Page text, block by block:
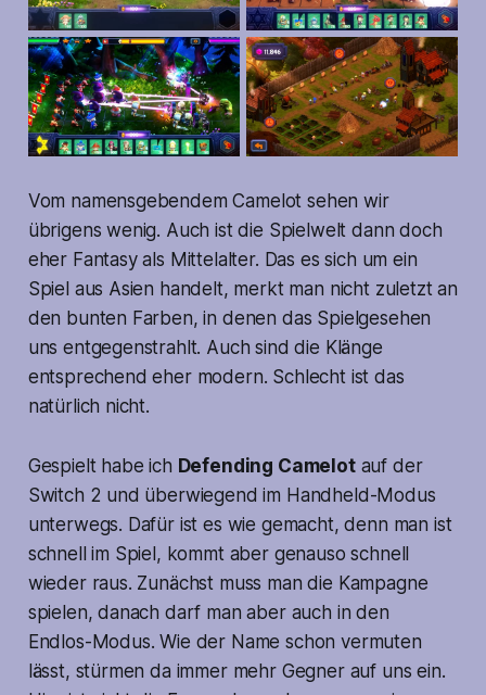
Vom namensgebendem Camelot sehen wir
übrigens wenig. Auch ist die Spielwelt dann doch
eher Fantasy als Mittelalter. Das es sich um ein
Spiel aus Asien handelt, merkt man nicht zuletzt an
den bunten Farben, in denen das Spielgesehen
uns entgegenstrahlt. Auch sind die Klänge
entsprechend eher modern. Schlecht ist das
natürlich nicht.
Gespielt habe ich Defending Camelotauf der
Switch 2 und überwiegend im Handheld-Modus
unterwegs. Dafür ist es wie gemacht, denn man ist
schnell im Spiel, kommt aber genauso schnell
wieder raus. Zunächst muss man die Kampagne
spielen, danach darf man aber auch in den
Endlos-Modus. Wie der Name schon vermuten
lässt, stürmen da immer mehr Gegner auf uns ein.